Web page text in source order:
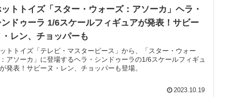
トトイズ「スター・ウォーズ：アソーカ」ヘラ・
ンドゥーラ 1/6スケールフィギュアが発表！サビー
・レン、チョッパーも
トトイズ「テレビ・マスターピース」から、「スター・ウォー
アソーカ」に登場するヘラ・シンドゥーラの1/6スケールフィギュ
発表！サビーヌ・レン、チョッパーも登場。
2023.10.19